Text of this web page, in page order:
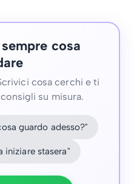
cosa
cosa cerchi e ti
su misura.
guardo adesso?"
iniziare stasera"